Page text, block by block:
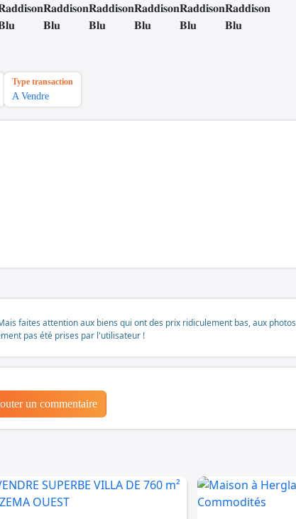
Type transaction
A Vendre
faites attention aux biens qui ont des prix ridiculement bas, aux photos
pas été prises par l'utilisateur !
un commentaire